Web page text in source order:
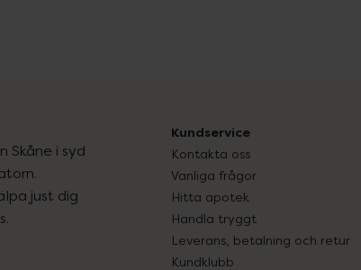
Skåne i syd
just dig
Kundservice
Kontakta oss
Vanliga frågor
Hitta apotek
Handla tryggt
Leverans, betalning och retur
Kundklubb